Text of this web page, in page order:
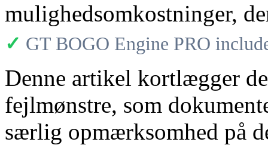
mulighedsomkostninger,
✓ GT BOGO Engine PRO
Denne artikel kortlægger
fejlmønstre, som
særlig opmærksomhed på